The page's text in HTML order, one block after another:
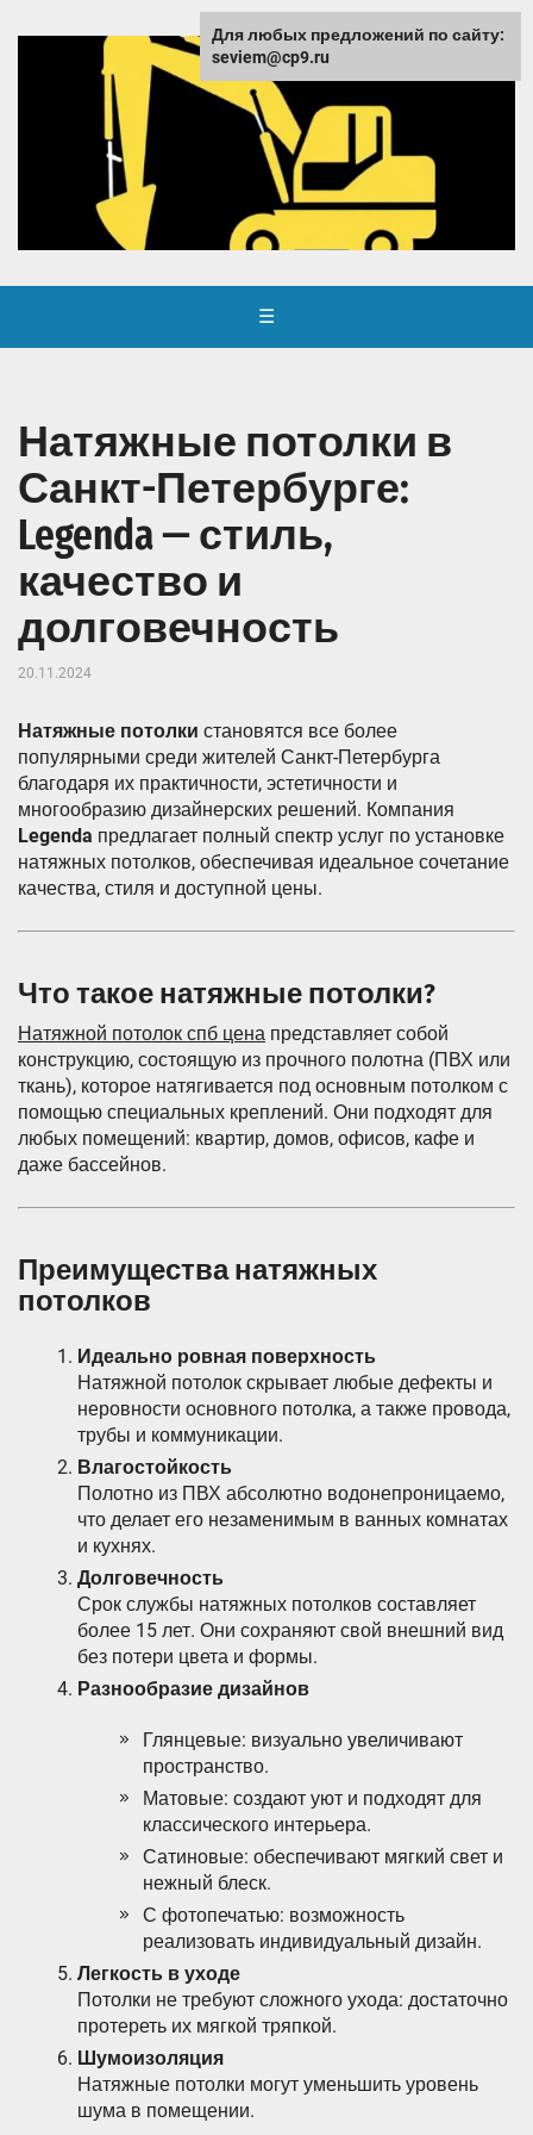
☰
Натяжные потолки в
Санкт-Петербурге:
Legenda — стиль,
качество и
долговечность
20.11.2024
Натяжные потолки становятся все более
популярными среди жителей Санкт-Петербурга
благодаря их практичности, эстетичности и
многообразию дизайнерских решений. Компания
Legenda предлагает полный спектр услуг по установке
натяжных потолков, обеспечивая идеальное сочетание
качества, стиля и доступной цены.
Что такое натяжные потолки?
Натяжной потолок спб цена представляет собой
конструкцию, состоящую из прочного полотна (ПВХ или
ткань), которое натягивается под основным потолком с
помощью специальных креплений. Они подходят для
любых помещений: квартир, домов, офисов, кафе и
даже бассейнов.
Преимущества натяжных
потолков
Идеально ровная поверхность
Натяжной потолок скрывает любые дефекты и
неровности основного потолка, а также провода,
трубы и коммуникации.
Влагостойкость
Полотно из ПВХ абсолютно водонепроницаемо,
что делает его незаменимым в ванных комнатах
и кухнях.
Долговечность
Срок службы натяжных потолков составляет
более 15 лет. Они сохраняют свой внешний вид
без потери цвета и формы.
Разнообразие дизайнов
Глянцевые: визуально увеличивают
пространство.
Матовые: создают уют и подходят для
классического интерьера.
Сатиновые: обеспечивают мягкий свет и
нежный блеск.
С фотопечатью: возможность
реализовать индивидуальный дизайн.
Легкость в уходе
Потолки не требуют сложного ухода: достаточно
протереть их мягкой тряпкой.
Шумоизоляция
Натяжные потолки могут уменьшить уровень
шума в помещении.
Для любых предложений по сайту:
seviem@cp9.ru